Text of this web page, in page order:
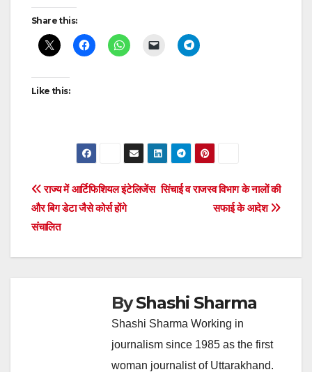
Share this:
Like this:
Post
navigation
सिंचाई व राजस्व विभाग के नालों की
सफाई के आदेश
राज्य में आर्टिफिशियल इंटेलिजेंस
और बिग डेटा जैसे कोर्स होंगे
संचालित
ByShashi Sharma
Shashi Sharma Working in
journalism since 1985 as the first
woman journalist of Uttarakhand.